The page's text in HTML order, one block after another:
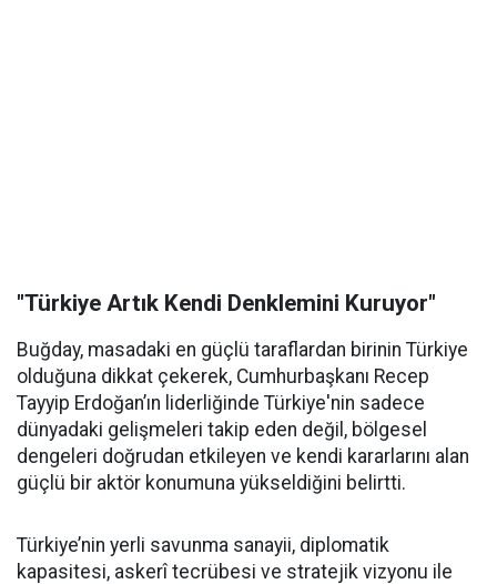
"Türkiye Artık Kendi Denklemini Kuruyor"
Buğday, masadaki en güçlü taraflardan birinin Türkiye
olduğuna dikkat çekerek, Cumhurbaşkanı Recep
Tayyip Erdoğan’ın liderliğinde Türkiye'nin sadece
dünyadaki gelişmeleri takip eden değil, bölgesel
dengeleri doğrudan etkileyen ve kendi kararlarını alan
güçlü bir aktör konumuna yükseldiğini belirtti.
Türkiye’nin yerli savunma sanayii, diplomatik
kapasitesi, askerî tecrübesi ve stratejik vizyonu ile